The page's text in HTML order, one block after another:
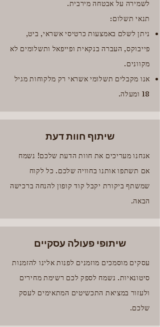
לשמירה על אבטחה מירבית.
תנאי תשלום:
ניתן לשלם באמצעות כרטיסי אשראי, ביט,
פייבוקס, העברה בנקאית ופייפאל ותשלומים לא
מקוונים.
אנו מקבלים תשלומי אשראי רק מלקוחות מגיל
18 ומעלה.
שיתוף חוות דעת
אנחנו מעריכים את חוות הדעת שלכם! נשמח
אם תשתפו אותנו בחוויה שלכם. כל לקוח
שמשתף ביקורת יקבל קוד קופון להנחה ברכישה
הבאה.
שיתופי פעולה עסקיים
עסקים מוסמכים מוזמנים לפנות אלינו להזמנות
סיטונאיות. נשמח לספק לכם רשימת מחירים
ולעזור במציאת התכשיטים המתאימים לעסק
שלכם.